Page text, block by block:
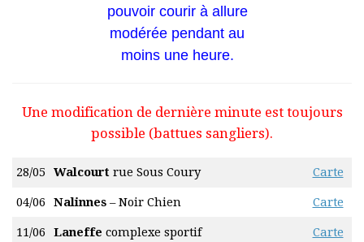
pouvoir courir à allure
modérée pendant au
moins une heure.
Une modification de dernière minute est toujours
possible (battues sangliers).
28/05 Walcourt rue Sous Coury Carte
04/06 Nalinnes – Noir Chien Carte
11/06 Laneffe complexe sportif Carte